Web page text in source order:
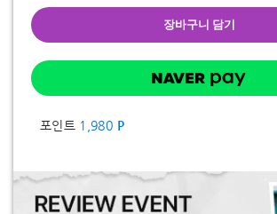
장바구니 담기
포인트 1,980 P